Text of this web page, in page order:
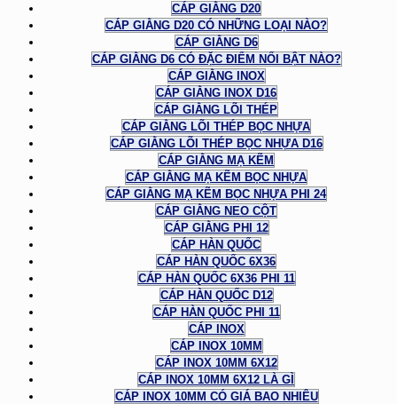
CÁP GIẰNG D20
CÁP GIẰNG D20 CÓ NHỮNG LOẠI NÀO?
CÁP GIẰNG D6
CÁP GIẰNG D6 CÓ ĐẶC ĐIỂM NỔI BẬT NÀO?
CÁP GIẰNG INOX
CÁP GIẰNG INOX D16
CÁP GIẰNG LÕI THÉP
CÁP GIẰNG LÕI THÉP BỌC NHỰA
CÁP GIẰNG LÕI THÉP BỌC NHỰA D16
CÁP GIẰNG MẠ KẼM
CÁP GIẰNG MẠ KẼM BỌC NHỰA
CÁP GIẰNG MẠ KẼM BỌC NHỰA PHI 24
CÁP GIẰNG NEO CỘT
CÁP GIẰNG PHI 12
CÁP HÀN QUỐC
CÁP HÀN QUỐC 6X36
CÁP HÀN QUỐC 6X36 PHI 11
CÁP HÀN QUỐC D12
CÁP HÀN QUỐC PHI 11
CÁP INOX
CÁP INOX 10MM
CÁP INOX 10MM 6X12
CÁP INOX 10MM 6X12 LÀ GÌ
CÁP INOX 10MM CÓ GIÁ BAO NHIÊU